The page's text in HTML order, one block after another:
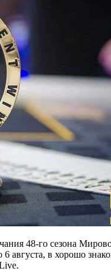
48-го сезона
августа, в хорошо